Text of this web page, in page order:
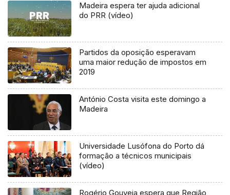
Madeira espera ter ajuda adicional
do PRR (vídeo)
Partidos da oposição esperavam
uma maior redução de impostos em
2019
António Costa visita este domingo a
Madeira
Universidade Lusófona do Porto dá
formação a técnicos municipais
(vídeo)
Rogério Gouveia espera que Região